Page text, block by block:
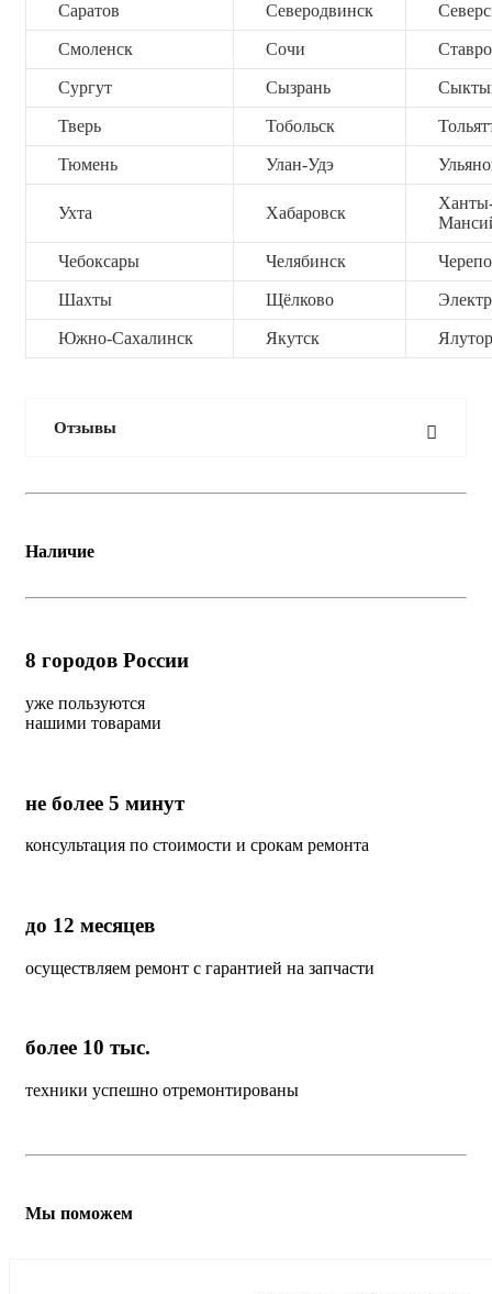
Саратов Северодвинск
Смоленск Сочи
Сургут Сызрань
Тверь Тобольск
Тюмень Улан-Удэ
Ухта Хабаровск
Чебоксары Челябинск
Шахты Щёлково
Южно-Сахалинск Якутск
Отзывы
Наличие
8 городов России
уже пользуются
нашими товарами
не более 5 минут
консультация по стоимости и срокам ремонта
до 12 месяцев
осуществляем ремонт с гарантией на запчасти
более 10 тыс.
техники успешно отремонтированы
Мы поможем